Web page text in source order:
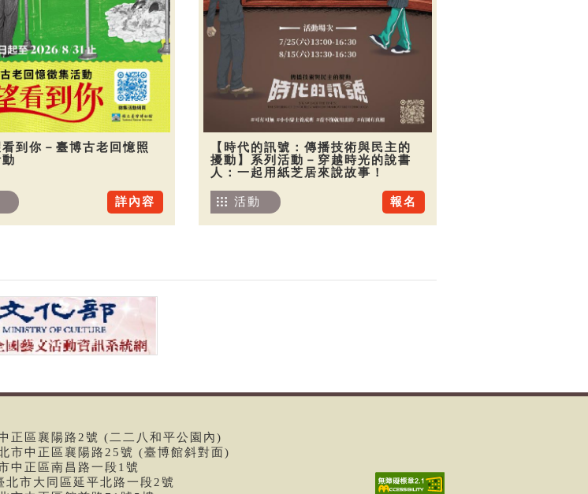
看到你－臺博古老回憶照
詳內容
【時代的訊號：傳播技術與民主的
擾動】系列活動－穿越時光的說書
人：一起用紙芝居來說故事！
報名
活動
區襄陽路2號 (二二八和平公園內)
中正區襄陽路25號 (臺博館斜對面)
中正區南昌路一段1號
市大同區延平北路一段2號